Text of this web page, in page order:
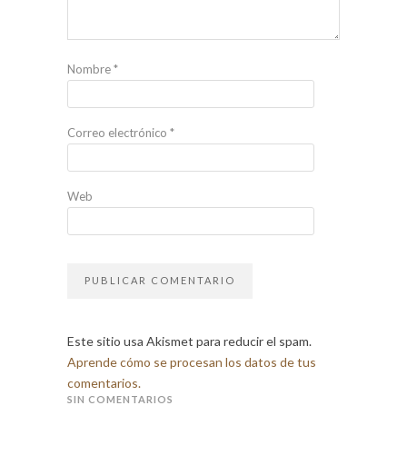
Nombre*
Correo electrónico *
Web
Este sitio usa Akismet para reducir el spam.
Aprende cómo se procesan los datos de tus
comentarios.
SIN COMENTARIOS